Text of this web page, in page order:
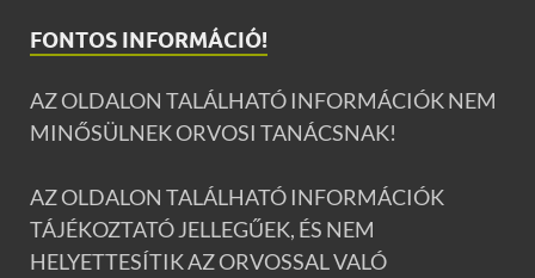
FONTOS INFORMÁCIÓ!
AZ OLDALON TALÁLHATÓ INFORMÁCIÓK NEM
MINŐSÜLNEK ORVOSI TANÁCSNAK!
AZ OLDALON TALÁLHATÓ INFORMÁCIÓK
TÁJÉKOZTATÓ JELLEGŰEK, ÉS NEM
HELYETTESÍTIK AZ ORVOSSAL VALÓ